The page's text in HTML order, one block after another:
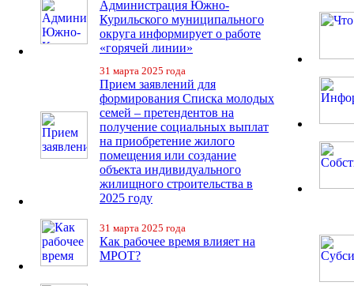
Администрация Южно-
Курильского муниципального
округа информирует о работе
«горячей линии»
31 марта 2025 года
Прием заявлений для
формирования Списка молодых
семей – претендентов на
получение социальных выплат
на приобретение жилого
помещения или создание
объекта индивидуального
жилищного строительства в
2025 году
31 марта 2025 года
Как рабочее время влияет на
МРОТ?